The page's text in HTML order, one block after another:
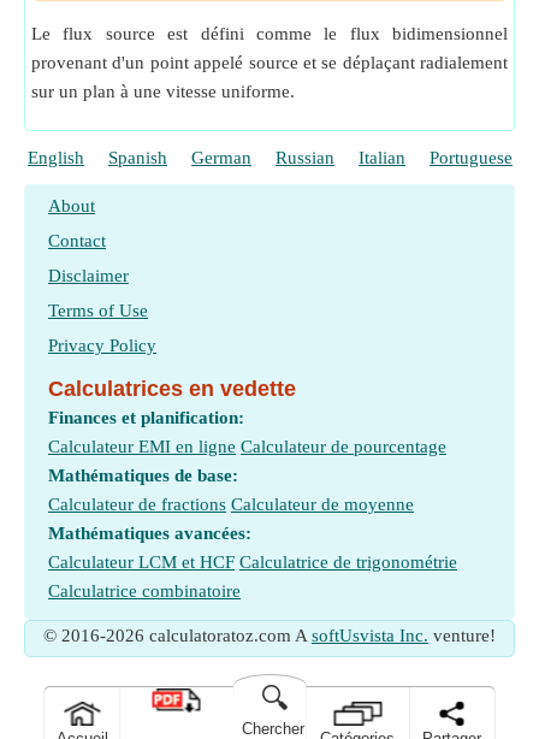
Le flux source est défini comme le flux bidimensionnel
provenant d'un point appelé source et se déplaçant radialement
sur un plan à une vitesse uniforme.
English Spanish German Russian Italian Portuguese
About
Contact
Disclaimer
Terms of Use
Privacy Policy
Calculatrices en vedette
Finances et planification:
Calculateur EMI en ligne Calculateur de pourcentage
Mathématiques de base:
Calculateur de fractions Calculateur de moyenne
Mathématiques avancées:
Calculateur LCM et HCF Calculatrice de trigonométrie
Calculatrice combinatoire
© 2016-2026 calculatoratoz.com A softUsvista Inc. venture!
🔍
Chercher